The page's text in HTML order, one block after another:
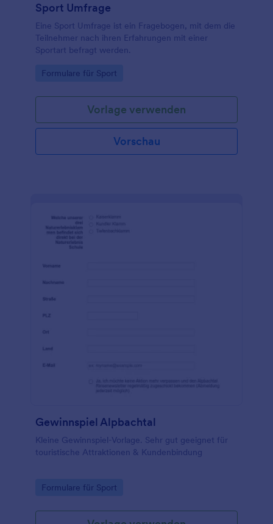
Sport Umfrage
Eine Sport Umfrage ist ein Fragebogen, mit dem die
Teilnehmer nach ihren Erfahrungen mit einer
Sportart befragt werden.
Go to Category:
Formulare für Sport
Vorlage verwenden
Vorschau
Gewinnspiel Alpbachtal
Kleine Gewinnspiel-Vorlage. Sehr gut geeignet für
touristische Attraktionen & Kundenbindung
Go to Category:
Formulare für Sport